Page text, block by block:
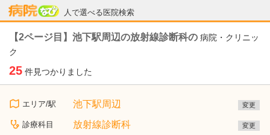
人で選べる医院検索
病院なび
【2ページ目】池下駅周辺の放射線診断科の 病院・クリニッ
ク
25 件見つかりました
エリア/駅 池下駅周辺 変更
診療科目 放射線診断科 変更